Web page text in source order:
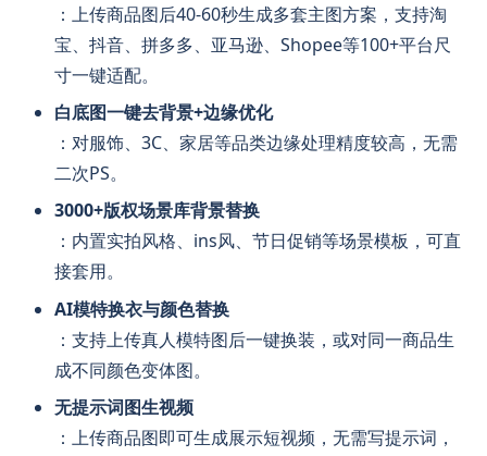
：上传商品图后40-60秒生成多套主图方案，支持淘
宝、抖音、拼多多、亚马逊、Shopee等100+平台尺
寸一键适配。
白底图一键去背景+边缘优化
：对服饰、3C、家居等品类边缘处理精度较高，无需
二次PS。
3000+版权场景库背景替换
：内置实拍风格、ins风、节日促销等场景模板，可直
接套用。
AI模特换衣与颜色替换
：支持上传真人模特图后一键换装，或对同一商品生
成不同颜色变体图。
无提示词图生视频
：上传商品图即可生成展示短视频，无需写提示词，